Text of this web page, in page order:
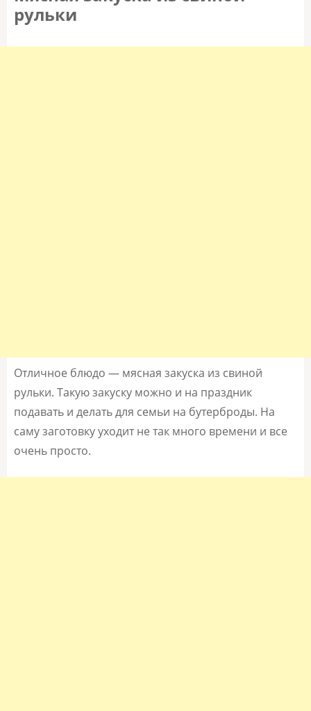
рульки
Отличное блюдо — мясная закуска из свиной
рульки. Такую закуску можно и на праздник
подавать и делать для семьи на бутерброды. На
саму заготовку уходит не так много времени и все
очень просто.